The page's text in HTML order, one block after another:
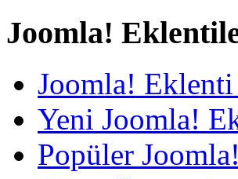
Joomla!
Joomla!
Yeni Joomla!
Popüler